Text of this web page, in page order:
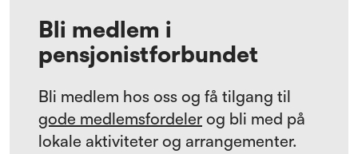
Bli medlem i
pensjonistforbundet
Bli medlem hos oss og få tilgang til
gode medlemsfordeler og bli med på
lokale aktiviteter og arrangementer.